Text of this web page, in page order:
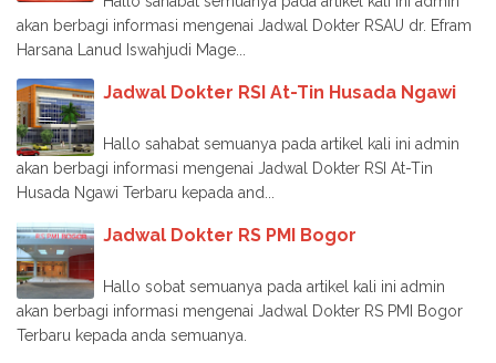
akan berbagi informasi mengenai Jadwal Dokter RSAU dr. Efram
Harsana Lanud Iswahjudi Mage...
Jadwal Dokter RSI At-Tin Husada Ngawi
Hallo sahabat semuanya pada artikel kali ini admin
akan berbagi informasi mengenai Jadwal Dokter RSI At-Tin
Husada Ngawi Terbaru kepada and...
Jadwal Dokter RS PMI Bogor
Hallo sobat semuanya pada artikel kali ini admin
akan berbagi informasi mengenai Jadwal Dokter RS PMI Bogor
Terbaru kepada anda semuanya.